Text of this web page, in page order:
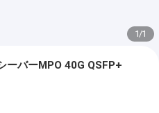
1/1
ーバーMPO 40G QSFP+